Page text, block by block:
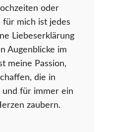
oder
für mich ist jedes
Liebeserklärung
Augenblicke im
meine Passion,
die in
und für immer ein
zaubern.